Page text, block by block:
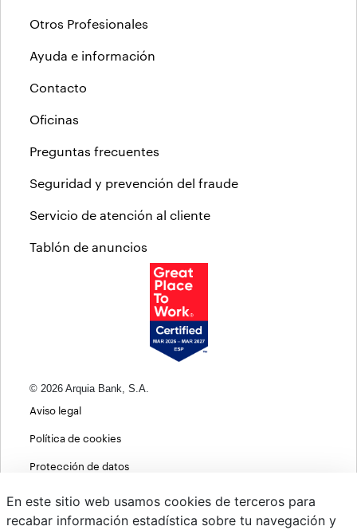
Otros Profesionales
Ayuda e información
Contacto
Oficinas
Preguntas frecuentes
Seguridad y prevención del fraude
Servicio de atención al cliente
Tablón de anuncios
© 2026 Arquia Bank, S.A.
Aviso legal
Política de cookies
Protección de datos
MIFID
En este sitio web usamos cookies de terceros para
recabar información estadística sobre tu navegación y